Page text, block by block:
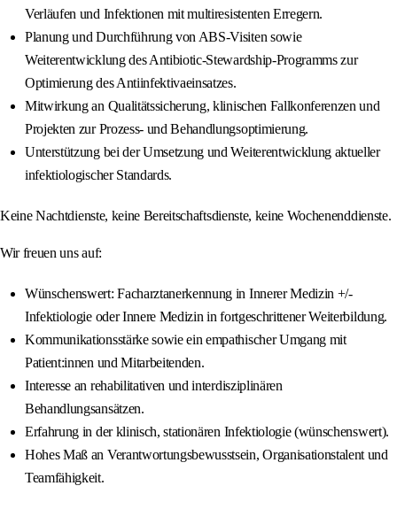
Verläufen und Infektionen mit multiresistenten Erregern.
Planung und Durchführung von ABS-Visiten sowie
Weiterentwicklung des Antibiotic-Stewardship-Programms zur
Optimierung des Antiinfektivaeinsatzes.
Mitwirkung an Qualitätssicherung, klinischen Fallkonferenzen und
Projekten zur Prozess- und Behandlungsoptimierung.
Unterstützung bei der Umsetzung und Weiterentwicklung aktueller
infektiologischer Standards.
Keine Nachtdienste, keine Bereitschaftsdienste, keine Wochenenddienste.
Wir freuen uns auf:
Wünschenswert: Facharztanerkennung in Innerer Medizin +/-
Infektiologie oder Innere Medizin in fortgeschrittener Weiterbildung.
Kommunikationsstärke sowie ein empathischer Umgang mit
Patient:innen und Mitarbeitenden.
Interesse an rehabilitativen und interdisziplinären
Behandlungsansätzen.
Erfahrung in der klinisch, stationären Infektiologie (wünschenswert).
Hohes Maß an Verantwortungsbewusstsein, Organisationstalent und
Teamfähigkeit.